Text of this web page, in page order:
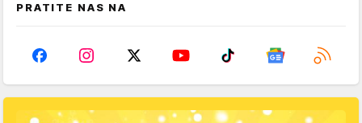
PRATITE NAS NA